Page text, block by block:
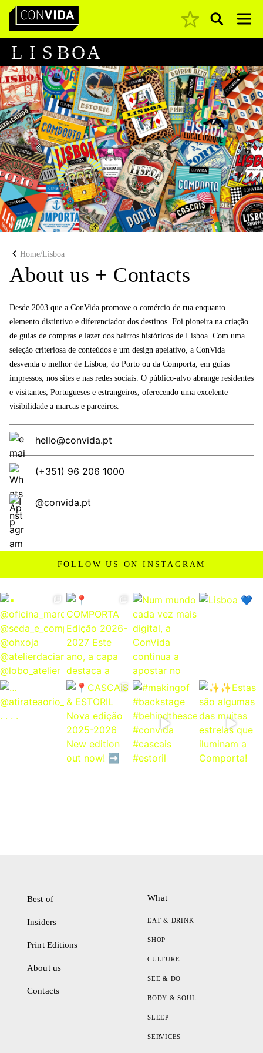
Main Navigation Pesquisar
L I S BOA
Home/Lisboa
About us + Contacts
Desde 2003 que a ConVida promove o comércio de rua enquanto
elemento distintivo e diferenciador dos destinos. Foi pioneira na criação
de guias de compras e lazer dos bairros históricos de Lisboa. Com uma
seleção criteriosa de conteúdos e um design apelativo, a ConVida
desvenda o melhor de Lisboa, do Porto ou da Comporta, em guias
impressos, nos sites e nas redes sociais. O público-alvo abrange residentes
e visitantes; Portugueses e estrangeiros, oferecendo uma excelente
visibilidade a marcas e parceiros.
hello@convida.pt
(+351) 96 206 1000
@convida.pt
FOLLOW US ON INSTAGRAM
Best of
Insiders
Print Editions
About us
Contacts
What
EAT & DRINK
SHOP
CULTURE
SEE & DO
BODY & SOUL
SLEEP
SERVICES